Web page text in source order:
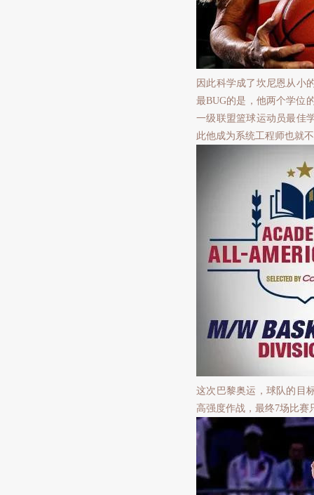
因此科学成了坎尼恩从小
最BUG的是，他两个学位
一级联盟篮球运动员最佳
此他成为系统工程师也就
这次巴黎奥运，球队的目
高强度作战，最终7场比